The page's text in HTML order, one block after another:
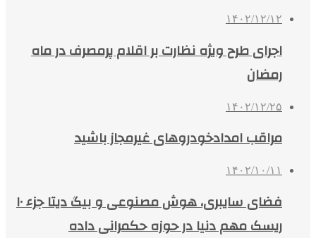
۱۴۰۲/۱۲/۱۲
اجرای طرح ویژه نظارت بر اقلام پرمصرف در ماه
رمضان
۱۴۰۲/۱۲/۲۵
مراقب امدادخودروهای غیرمجاز باشید
۱۴۰۲/۱۰/۱۱
فضای سایبری، هوش مصنوعی و بیگ دیتا جزء ۱۰
ریسک مهم دنیا در حوزه حکمرانی داده